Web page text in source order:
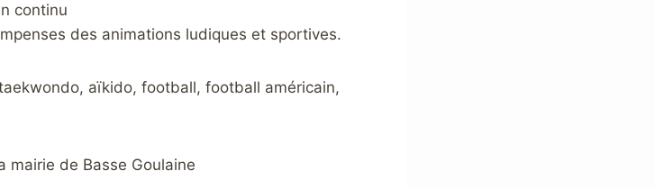
continu
des animations ludiques et sportives.
aïkido, football, football américain,
mairie de Basse Goulaine